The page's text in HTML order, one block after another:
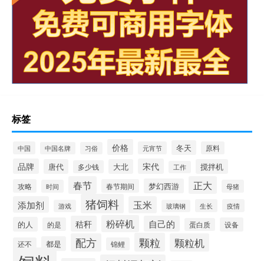
标签
中国 中国名牌 习俗 价格 元宵节 冬天 原料
品牌 唐代 多少钱 大北 宋代 工作 搅拌机
攻略 时间 春节 春节期间 梦幻西游 正大 母猪
添加剂 游戏 猪饲料 玉米 玻璃钢 生长 疫情
的人 的是 秸秆 粉碎机 自己的 蛋白质 设备
还不 都是 配方 锦鲤 颗粒 颗粒机